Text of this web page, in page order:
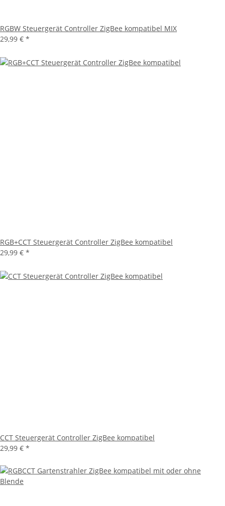
RGBW Steuergerät Controller ZigBee kompatibel MIX
29,99 € *
RGB+CCT Steuergerät Controller ZigBee kompatibel
29,99 € *
CCT Steuergerät Controller ZigBee kompatibel
29,99 € *